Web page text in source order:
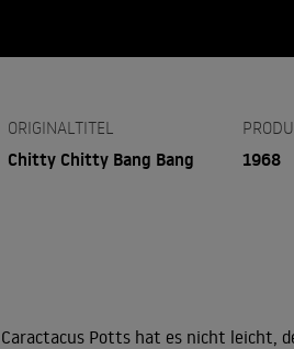
ORIGINALTITEL
Chitty Chitty Bang Bang 1968
Caractacus Potts hat es nicht leicht,